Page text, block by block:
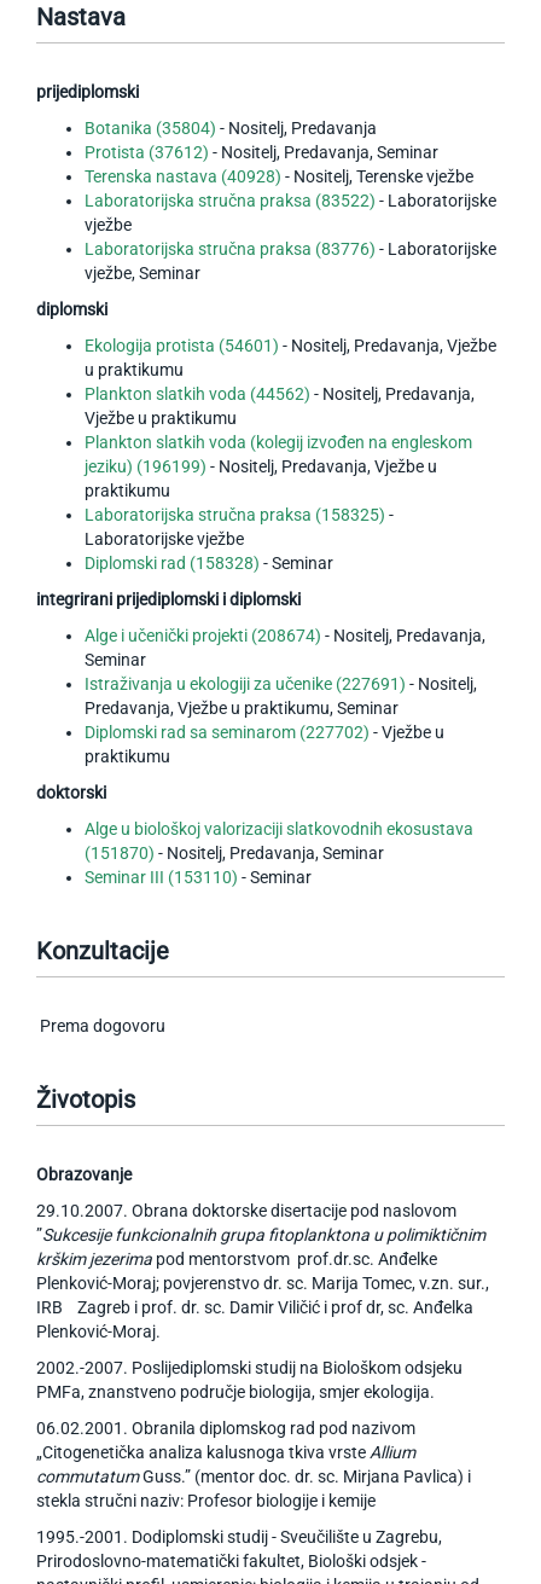
Nastava
prijediplomski
Botanika (35804) - Nositelj, Predavanja
Protista (37612) - Nositelj, Predavanja, Seminar
Terenska nastava (40928) - Nositelj, Terenske vježbe
Laboratorijska stručna praksa (83522) - Laboratorijske
vježbe
Laboratorijska stručna praksa (83776) - Laboratorijske
vježbe, Seminar
diplomski
Ekologija protista (54601) - Nositelj, Predavanja, Vježbe
u praktikumu
Plankton slatkih voda (44562) - Nositelj, Predavanja,
Vježbe u praktikumu
Plankton slatkih voda (kolegij izvođen na engleskom
jeziku) (196199) - Nositelj, Predavanja, Vježbe u
praktikumu
Laboratorijska stručna praksa (158325) -
Laboratorijske vježbe
Diplomski rad (158328) - Seminar
integrirani prijediplomski i diplomski
Alge i učenički projekti (208674) - Nositelj, Predavanja,
Seminar
Istraživanja u ekologiji za učenike (227691) - Nositelj,
Predavanja, Vježbe u praktikumu, Seminar
Diplomski rad sa seminarom (227702) - Vježbe u
praktikumu
doktorski
Alge u biološkoj valorizaciji slatkovodnih ekosustava
(151870) - Nositelj, Predavanja, Seminar
Seminar III (153110) - Seminar
Konzultacije
Prema dogovoru
Životopis
Obrazovanje
29.10.2007. Obrana doktorske disertacije pod naslovom
”Sukcesije funkcionalnih grupa fitoplanktona u polimiktičnim
krškim jezerima pod mentorstvom prof.dr.sc. Anđelke
Plenković-Moraj; povjerenstvo dr. sc. Marija Tomec, v.zn. sur.,
IRB Zagreb i prof. dr. sc. Damir Viličić i prof dr, sc. Anđelka
Plenković-Moraj.
2002.-2007. Poslijediplomski studij na Biološkom odsjeku
PMFa, znanstveno područje biologija, smjer ekologija.
06.02.2001. Obranila diplomskog rad pod nazivom
„Citogenetička analiza kalusnoga tkiva vrste Allium
commutatumGuss.” (mentor doc. dr. sc. Mirjana Pavlica) i
stekla stručni naziv: Profesor biologije i kemije
1995.-2001. Dodiplomski studij - Sveučilište u Zagrebu,
Prirodoslovno-matematički fakultet, Biološki odsjek -